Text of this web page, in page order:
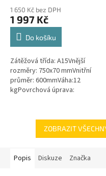
produktu
je
4,5
hvězdiček.
1 650 Kč bez DPH
1 997 Kč
Do košíku
Zátěžová třída: A15Vnější
rozměry: 750x70 mmVnitřní
průměr: 600mmVáha:12
kgPovrchová úprava:
vybaven 2 šrouby pro...
ZOBRAZIT
Popis Diskuze Značka